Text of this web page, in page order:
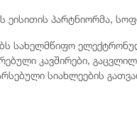
ეისითის პარტნიორმა,
სახელმწიფო
კავშირები,
სიახლეების